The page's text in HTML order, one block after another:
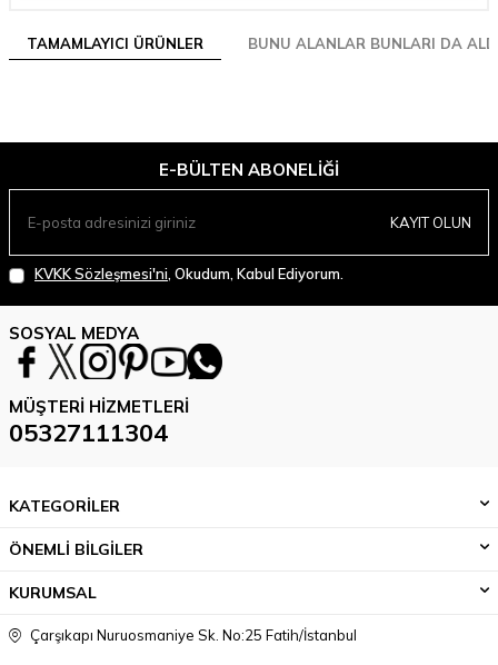
TAMAMLAYICI ÜRÜNLER BUNU ALANLAR BUNLARI DA
E-BÜLTEN ABONELIĞI
KAYIT OLUN
KVKK Sözleşmesi'ni , Okudum, Kabul Ediyorum.
SOSYAL MEDYA
MÜŞTERI HIZMETLERI
05327111304
KATEGORİLER
ÖNEMLİ BİLGİLER
KURUMSAL
Çarşıkapı Nuruosmaniye Sk. No:25 Fatih/İstanbul